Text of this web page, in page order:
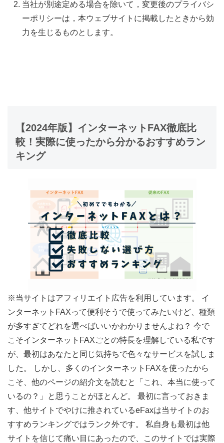
当社が別途定める場合を除いて，変更後のプライバシ
ーポリシーは，本ウェブサイトに掲載したときから効
力を生じるものとします。
【2024年版】インターネットFAX徹底比
較！実際に使ったから分かるおすすめラン
キング
※当サイトはアフィリエイト広告を利用しています。 イ
ンターネットFAXって便利そうで使ってみたいけど、 種類
が多すぎてどれを選べばいいかわかりませんよね？ 今で
こそインターネットFAXごとの特長を理解している私です
が、 最初はあなたと同じ気持ちで色々なサービスを試しま
した。 しかし、多くのインターネットFAXを使ったから
こそ、他のページの紹介文を読むと「 これ、本当に使って
いるの？ 」と思うことがほとんど。 最初に言っておきま
す、他サイトでやけに推されているeFaxは当サイトのお
すすめランキングではランク外です。 私自身も最初は他
サイトを信じて痛い目にあったので、このサイトでは実際